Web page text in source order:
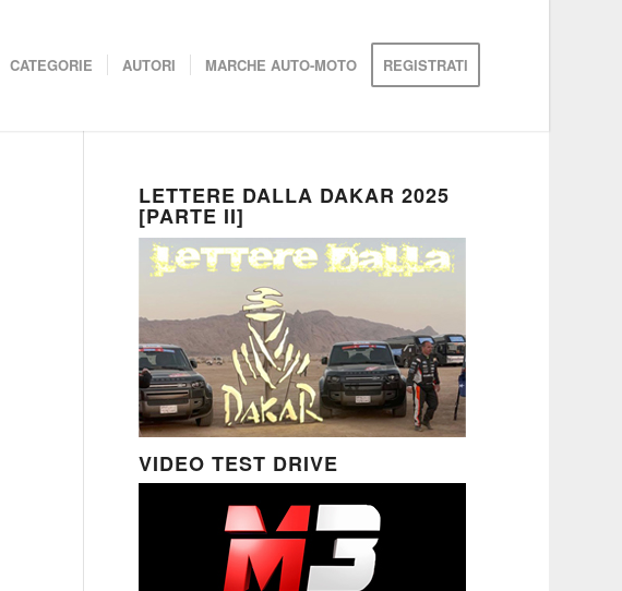
CATEGORIE AUTORI MARCHE AUTO-MOTO REGISTRATI
LETTERE DALLA DAKAR 2025
[PARTE II]
VIDEO TEST DRIVE